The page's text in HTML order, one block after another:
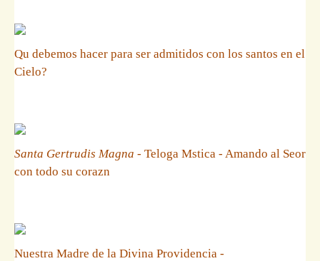
Qu debemos hacer para ser admitidos con los santos en el
Cielo?
Santa Gertrudis Magna - Teloga Mstica - Amando al Seor
con todo su corazn
Nuestra Madre de la Divina Providencia -